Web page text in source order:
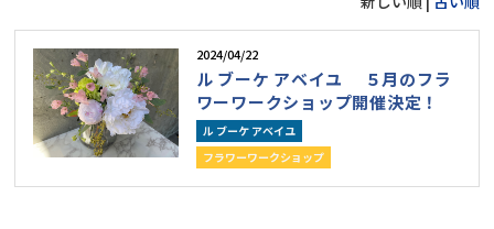
2024/04/22
ル ブーケ アベイユ ５月のフラ
ワーワークショップ開催決定！
ル ブーケ アベイユ
フラワーワークショップ